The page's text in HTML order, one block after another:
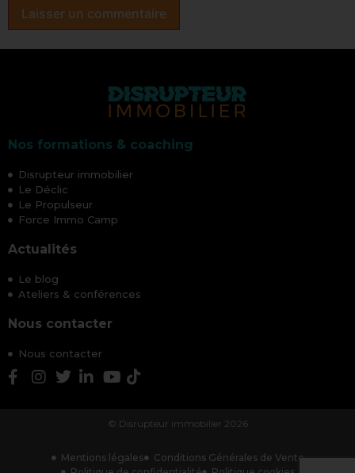
Nos formations & coaching
Disrupteur immobilier
Le Déclic
Le Propulseur
Force Immo Camp
Actualités
Le blog
Ateliers & conférences
Nous contacter
Nous contacter
© Disrupteur immobilier 2026
Mentions légales
Conditions Générales de Vente